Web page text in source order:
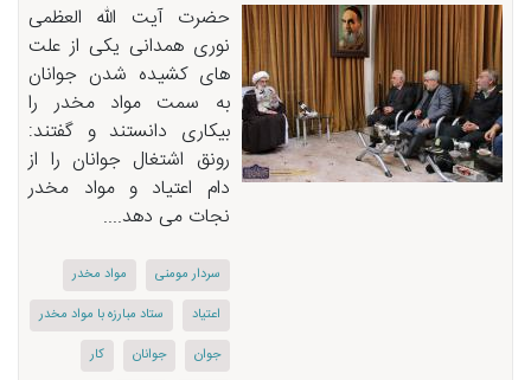
حضرت آیت الله العظمی
نوری همدانی یکی از علت
های کشیده شدن جوانان
به سمت مواد مخدر را
بیکاری دانستند و گفتند:
رونق اشتغال جوانان را از
دام اعتیاد و مواد مخدر
نجات می دهد....
سردار مومنی
مواد مخدر
اعتیاد
ستاد مبارزه با مواد مخدر
جوان
جوانان